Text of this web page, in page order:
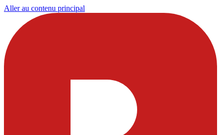
Aller au contenu principal